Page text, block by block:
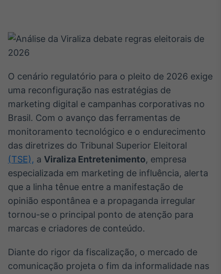
Broadcast
Plataforma para
conteúdos
personalizados
Soluções de Dados
e Conteúdos
OTC
Plataforma para
negociação de
Broadcast
Datafeed
APIs para
integração de
dados
O cenário regulatório para o pleito de 2026 exige
uma reconfiguração nas estratégias de
marketing digital e campanhas corporativas no
Brasil. Com o avanço das ferramentas de
monitoramento tecnológico e o endurecimento
das diretrizes do Tribunal Superior Eleitoral
(TSE), a Viraliza Entretenimento, empresa
especializada em marketing de influência, alerta
que a linha tênue entre a manifestação de
opinião espontânea e a propaganda irregular
tornou-se o principal ponto de atenção para
marcas e criadores de conteúdo.
Diante do rigor da fiscalização, o mercado de
comunicação projeta o fim da informalidade nas